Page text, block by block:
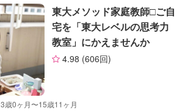
国語
算数
英語
古文
漢文
世界史
レビュー
自治体届出済ベビーシッター
看護師
東大メソッド家庭教師□︎ご自
宅を「東大レベルの思考力
教室」にかえませんか
4.98 (606回)
3歳0ヶ月〜15歳11ヶ月